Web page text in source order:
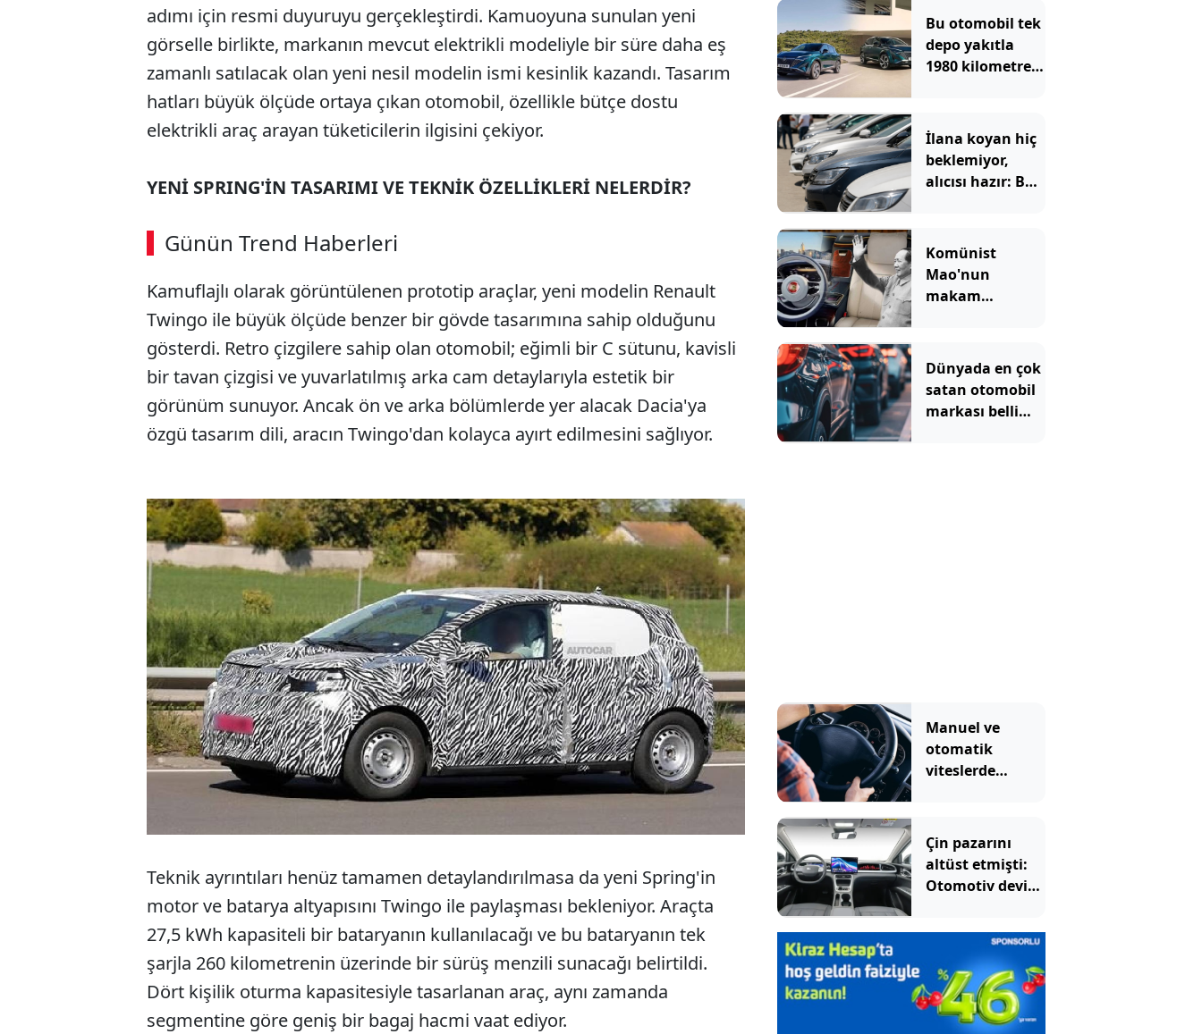
adımı için resmi duyuruyu gerçekleştirdi. Kamuoyuna sunulan yeni
görselle birlikte, markanın mevcut elektrikli modeliyle bir süre daha eş
zamanlı satılacak olan yeni nesil modelin ismi kesinlik kazandı. Tasarım
hatları büyük ölçüde ortaya çıkan otomobil, özellikle bütçe dostu
elektrikli araç arayan tüketicilerin ilgisini çekiyor.
YENİ SPRING'İN TASARIMI VE TEKNİK ÖZELLİKLERİ NELERDİR?
Günün Trend Haberleri
Kamuflajlı olarak görüntülenen prototip araçlar, yeni modelin Renault
Twingo ile büyük ölçüde benzer bir gövde tasarımına sahip olduğunu
gösterdi. Retro çizgilere sahip olan otomobil; eğimli bir C sütunu, kavisli
bir tavan çizgisi ve yuvarlatılmış arka cam detaylarıyla estetik bir
görünüm sunuyor. Ancak ön ve arka bölümlerde yer alacak Dacia'ya
özgü tasarım dili, aracın Twingo'dan kolayca ayırt edilmesini sağlıyor.
Teknik ayrıntıları henüz tamamen detaylandırılmasa da yeni Spring'in
motor ve batarya altyapısını Twingo ile paylaşması bekleniyor. Araçta
27,5 kWh kapasiteli bir bataryanın kullanılacağı ve bu bataryanın tek
şarjla 260 kilometrenin üzerinde bir sürüş menzili sunacağı belirtildi.
Dört kişilik oturma kapasitesiyle tasarlanan araç, aynı zamanda
segmentine göre geniş bir bagaj hacmi vaat ediyor.
Bu otomobil tek
depo yakıtla
1980 kilometre
akla gelen
olmadı
İlana koyan hiç
beklemiyor,
alıcısı hazır: Bu
gidiyor
Komünist
Mao'nun
makam
oyuncağı oldu
Dünyada en çok
satan otomobil
markası belli
Manuel ve
otomatik
viteslerde
Çoğu sürücü
farkında değil
Çin pazarını
altüst etmişti:
Otomotiv devi